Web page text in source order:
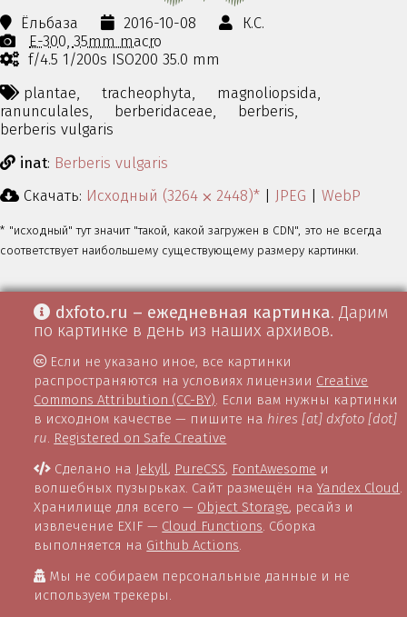
Ёльбаза 2016-10-08
К.С.
E-300 35mm macro
f/4.5 1/200s ISO200 35.0 mm
plantae,
tracheophyta,
magnoliopsida,
ranunculales,
berberidaceae,
berberis,
berberis vulgaris
inat: Berberis vulgaris
Скачать: Исходный (3264 ⨉ 2448)* JPEG WebP
* "исходный" тут значит "такой, какой загружен в CDN", это не всегда
соответствует наибольшему существующему размеру картинки.
dxfoto.ru – ежедневная картинка. Дарим
по картинке в день из наших архивов.
Если не указано иное, все картинки
распространяются на условиях лицензии Creative
Commons Attribution (CC-BY). Если вам нужны картинки
в исходном качестве — пишите на hires [at] dxfoto [dot]
ru. Registered on Safe Creative
Сделано на Jekyll, PureCSS, FontAwesome и
волшебных пузырьках. Сайт размещён наYandex Cloud.
Хранилище для всего — Object Storage, ресайз и
извлечение EXIF — Cloud Functions. Сборка
выполняется на Github Actions.
Мы не собираем персональные данные и не
используем трекеры.